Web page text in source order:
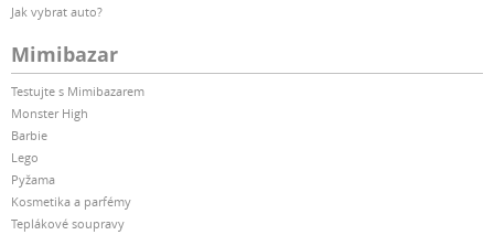
Jak vybrat auto?
Mimibazar
Testujte s Mimibazarem
Monster High
Barbie
Lego
Pyžama
Kosmetika a parfémy
Teplákové soupravy